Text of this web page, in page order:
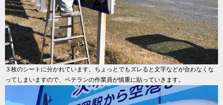
３枚のシートに分かれています。ちょっとでもズレると文字などが合わなくな
ってしまいますので、ベテランの作業員が慎重に貼っていきます。